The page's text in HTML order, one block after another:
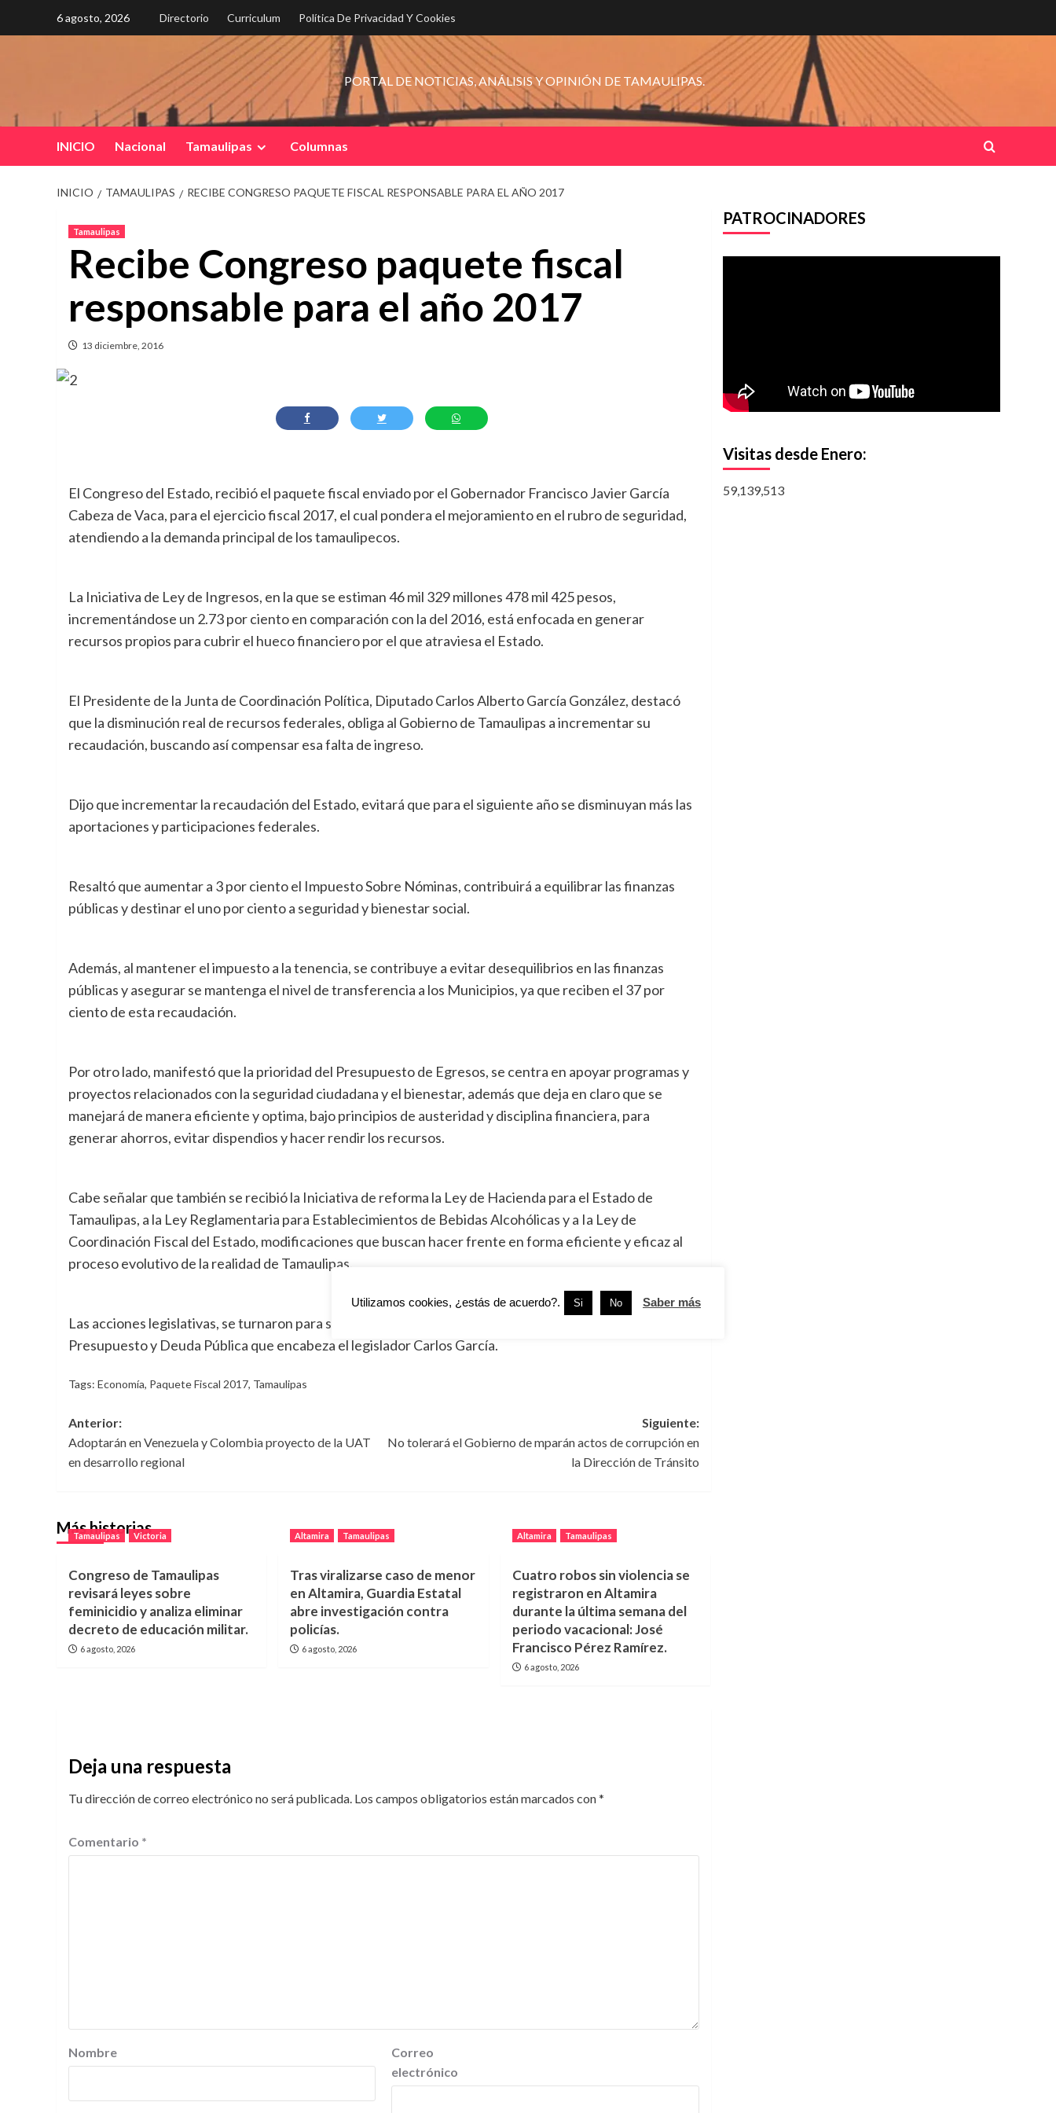
6 agosto, 2026 Directorio Curriculum Política De Privacidad Y Cookies
PORTAL DE NOTICIAS, ANÁLISIS Y OPINIÓN DE TAMAULIPAS.
INICIO Nacional Tamaulipas Columnas
INICIO TAMAULIPAS RECIBE CONGRESO PAQUETE FISCAL RESPONSABLE PARA EL AÑO 2017
Tamaulipas
Recibe Congreso paquete fiscal
responsable para el año 2017
13 diciembre, 2016
El Congreso del Estado, recibió el paquete fiscal enviado por el Gobernador Francisco Javier García
Cabeza de Vaca, para el ejercicio fiscal 2017, el cual pondera el mejoramiento en el rubro de seguridad,
atendiendo a la demanda principal de los tamaulipecos.
La Iniciativa de Ley de Ingresos, en la que se estiman 46 mil 329 millones 478 mil 425 pesos,
incrementándose un 2.73 por ciento en comparación con la del 2016, está enfocada en generar
recursos propios para cubrir el hueco financiero por el que atraviesa el Estado.
El Presidente de la Junta de Coordinación Política, Diputado Carlos Alberto García González, destacó
que la disminución real de recursos federales, obliga al Gobierno de Tamaulipas a incrementar su
recaudación, buscando así compensar esa falta de ingreso.
Dijo que incrementar la recaudación del Estado, evitará que para el siguiente año se disminuyan más las
aportaciones y participaciones federales.
Resaltó que aumentar a 3 por ciento el Impuesto Sobre Nóminas, contribuirá a equilibrar las finanzas
públicas y destinar el uno por ciento a seguridad y bienestar social.
Además, al mantener el impuesto a la tenencia, se contribuye a evitar desequilibrios en las finanzas
públicas y asegurar se mantenga el nivel de transferencia a los Municipios, ya que reciben el 37 por
ciento de esta recaudación.
Por otro lado, manifestó que la prioridad del Presupuesto de Egresos, se centra en apoyar programas y
proyectos relacionados con la seguridad ciudadana y el bienestar, además que deja en claro que se
manejará de manera eficiente y optima, bajo principios de austeridad y disciplina financiera, para
generar ahorros, evitar dispendios y hacer rendir los recursos.
Cabe señalar que también se recibió la Iniciativa de reforma la Ley de Hacienda para el Estado de
Tamaulipas, a la Ley Reglamentaria para Establecimientos de Bebidas Alcohólicas y a Ia Ley de
Coordinación Fiscal del Estado, modificaciones que buscan hacer frente en forma eficiente y eficaz al
proceso evolutivo de la realidad de Tamaulipas.
Las acciones legislativas, se turnaron para su estudio y dictamen a la Comisión de Finanzas, Planeación,
Presupuesto y Deuda Pública que encabeza el legislador Carlos García.
Tags: Economía, Paquete Fiscal 2017, Tamaulipas
Navegación
de
entradas
Anterior:
Adoptarán en Venezuela y Colombia proyecto de la UAT
en desarrollo regional
Siguiente:
No tolerará el Gobierno de mparán actos de corrupción en
la Dirección de Tránsito
Más historias
Tamaulipas Victoria
Congreso de Tamaulipas
revisará leyes sobre
feminicidio y analiza eliminar
decreto de educación militar.
6 agosto, 2026
Altamira Tamaulipas
Tras viralizarse caso de menor
en Altamira, Guardia Estatal
abre investigación contra
policías.
6 agosto, 2026
Altamira Tamaulipas
Cuatro robos sin violencia se
registraron en Altamira
durante la última semana del
periodo vacacional: José
Francisco Pérez Ramírez.
6 agosto, 2026
Deja una respuesta
Tu dirección de correo electrónico no será publicada. Los campos obligatorios están marcados con*
Comentario *
Nombre
Correo
electrónico
PATROCINADORES
Visitas desde Enero:
59,139,513
Utilizamos cookies, ¿estás de acuerdo?. Si No Saber más